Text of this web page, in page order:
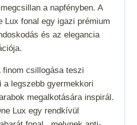
a napfényben. A
Lux fonal egy igazi prémium
és az elegancia
finom csillogása teszi
a legszebb gyermekkori
megalkotására inspirál.
Lux egy rendkívül